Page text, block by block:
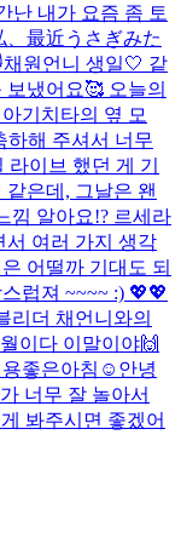
난 내가 요즘 좀 토
、最近うさぎみた
채원언니 생일🤍 같
냈어요🥰 오늘의
기치타의 옆 모
하해 주셔서 너무
이브 했던 게 기
은데, 그날은 왠
낌 알아요!? 르세라
서 여러 가지 생각
어떨까 기대도 되
럽져 ~~~~ :) 💖💖
리더 채언니와의
이다 이말이야🙌
좋은아침☺️ 안녕
너무 잘 놀아서
봐주시면 좋겠어